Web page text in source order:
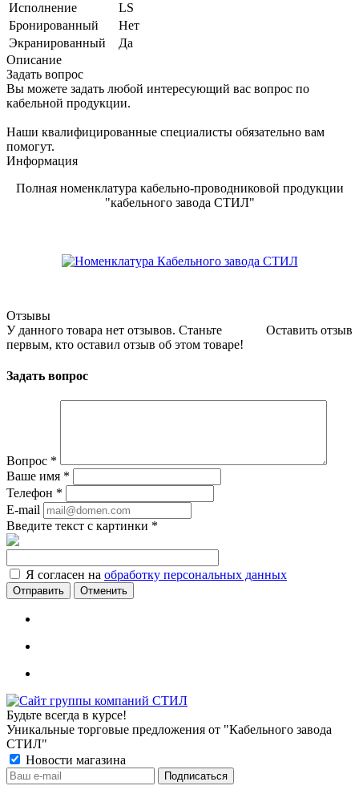
Исполнение
LS
Бронированный
Нет
Экранированный
Да
Описание
Задать вопрос
Вы можете задать любой интересующий вас вопрос по
кабельной продукции.
Наши квалифицированные специалисты обязательно вам
помогут.
Информация
Полная номенклатура кабельно-проводниковой продукции
"кабельного завода СТИЛ"
Отзывы
Оставить отзыв
У данного товара нет отзывов. Станьте
первым, кто оставил отзыв об этом товаре!
Задать вопрос
Вопрос *
Ваше имя *
Телефон *
E-mail
Введите текст с картинки *
Я согласен на обработку персональных данных
Отменить
Будьте всегда в курсе!
Уникальные торговые предложения от "Кабельного завода
СТИЛ"
Новости магазина